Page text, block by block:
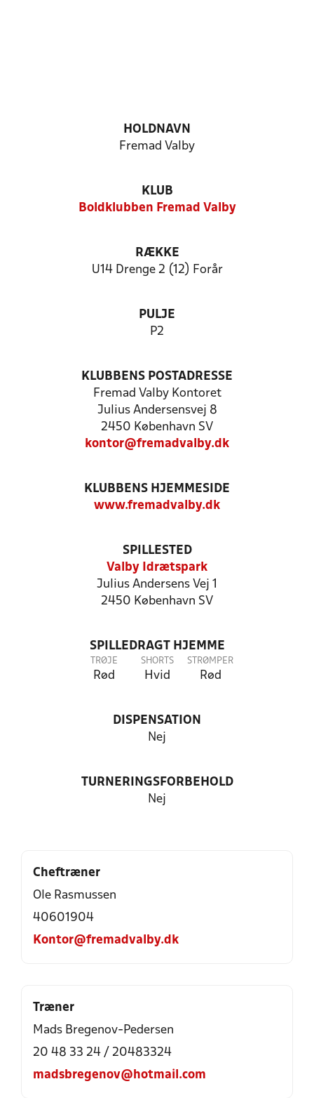
HOLDNAVN
Fremad Valby
KLUB
Boldklubben Fremad Valby
RÆKKE
U14 Drenge 2 (12) Forår
PULJE
P2
KLUBBENS POSTADRESSE
Fremad Valby Kontoret
Julius Andersensvej 8
2450 København SV
kontor@fremadvalby.dk
KLUBBENS HJEMMESIDE
www.fremadvalby.dk
SPILLESTED
Valby Idrætspark
Julius Andersens Vej 1
2450 København SV
SPILLEDRAGT HJEMME
TRØJE
Rød
SHORTS
Hvid
STRØMPER
Rød
DISPENSATION
Nej
TURNERINGSFORBEHOLD
Nej
Cheftræner
Ole Rasmussen
40601904
Kontor@fremadvalby.dk
Træner
Mads Bregenov-Pedersen
20 48 33 24 / 20483324
madsbregenov@hotmail.com